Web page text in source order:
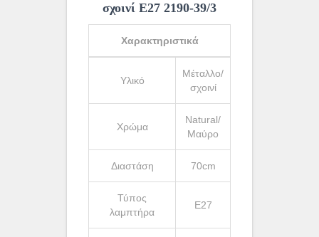
σχοινί Ε27 2190-39/3
Χαρακτηριστικά
Υλικό
Μέταλλο/
σχοινί
Χρώμα
Natural/
Μαύρο
Διαστάση 70cm
Τύπος
λαμπτήρα
Ε27